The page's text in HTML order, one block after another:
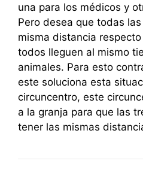
una para los médicos y
Pero desea que todas
misma distancia
todos lleguen al mismo
animales. Para esto
este soluciona esta
circuncentro, este
a la granja para que las
tener las mismas